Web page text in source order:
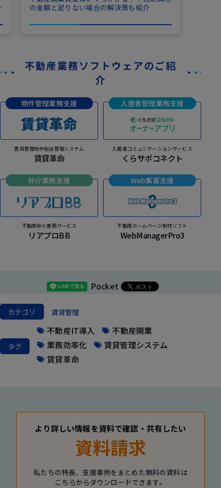
の金額と足りない場合の解決策も紹介
不動産業務ソフトウェアのご紹
介
物件管理業務支援
賃貸管理物件総合管理システム
賃貸革命
入居者管理業務支援
入居者コミュニケーションサービス
くらサポコネクト
仲介業務支援
不動産仲介業務サービス
リアプロBB
Web集客支援
不動産ホームページ制作ソフト
WebManagerPro3
Pocket
カテゴリ 賃貸管理
タグ
不動産IT導入
不動産開業
業務効率化
賃貸管理システム
賃貸革命
より詳しい情報を資料で確認・共有したい
資料請求
私たちの特長、支援事例をまとめた無料の資料は
こちらからダウンロードできます。